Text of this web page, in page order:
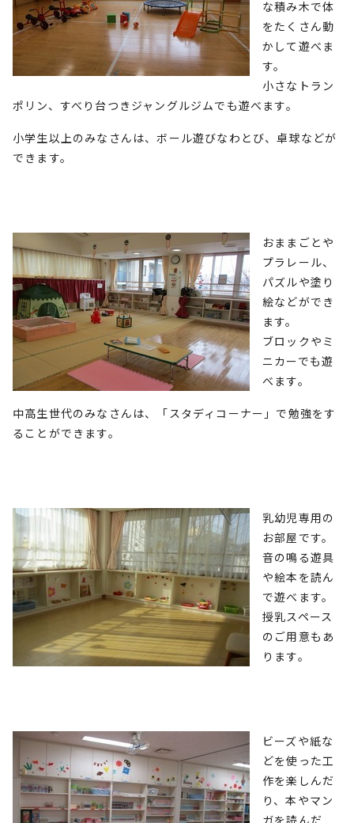
な積み木で体
をたくさん動
かして遊べま
す。
小さなトラン
ポリン、すべり台つきジャングルジムでも遊べます。
小学生以上のみなさんは、ボール遊びなわとび、卓球などが
できます。
おままごとや
プラレール、
パズルや塗り
絵などができ
ます。
ブロックやミ
ニカーでも遊
べます。
中高生世代のみなさんは、「スタディコーナー」で勉強をす
ることができます。
乳幼児専用の
お部屋です。
音の鳴る遊具
や絵本を読ん
で遊べます。
授乳スペース
のご用意もあ
ります。
ビーズや紙な
どを使った工
作を楽しんだ
り、本やマン
ガを読んだ